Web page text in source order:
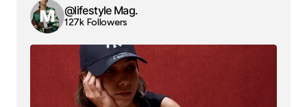
@lifestyle Mag.
127k Followers